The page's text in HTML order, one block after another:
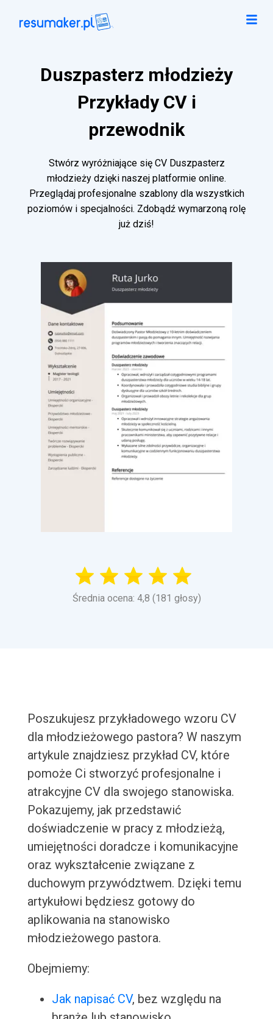
Duszpasterz młodzieży
Przykłady CV i
przewodnik
Stwórz wyróżniające się CV Duszpasterz
młodzieży dzięki naszej platformie online.
Przeglądaj profesjonalne szablony dla wszystkich
poziomów i specjalności. Zdobądź wymarzoną rolę
już dziś!
Średnia ocena: 4,8 (181 głosy)
Poszukujesz przykładowego wzoru CV
dla młodzieżowego pastora? W naszym
artykule znajdziesz przykład CV, które
pomoże Ci stworzyć profesjonalne i
atrakcyjne CV dla swojego stanowiska.
Pokazujemy, jak przedstawić
doświadczenie w pracy z młodzieżą,
umiejętności doradcze i komunikacyjne
oraz wykształcenie związane z
duchowym przywództwem. Dzięki temu
artykułowi będziesz gotowy do
aplikowania na stanowisko
młodzieżowego pastora.
Obejmiemy:
Jak napisać CV, bez względu na